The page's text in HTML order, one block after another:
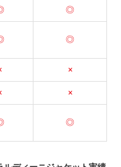
◎
◎
×
×
◎